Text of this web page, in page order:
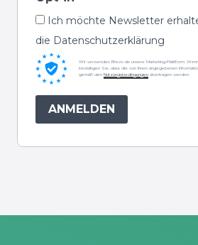
Ich möchte Newsletter
die Datenschutzerklärung
Wir verwenden Brevo als unsere Marketing-Plattform.
bestätigen Sie, dass die von Ihnen angegebenen
gemäß den Nutzungsbedingungen übertragen werden.
ANMELDEN